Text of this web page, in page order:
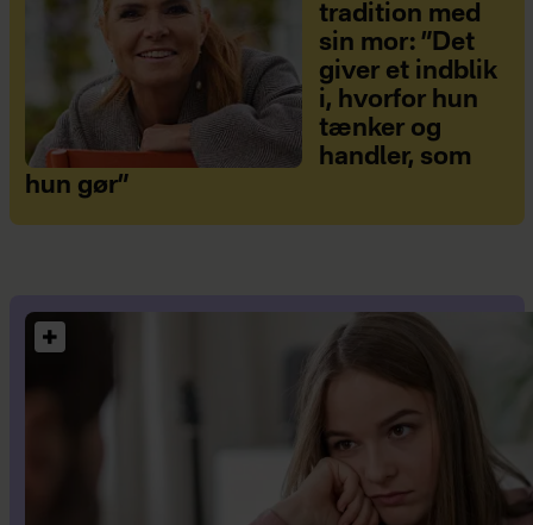
tradition med
sin mor: ”Det
giver et indblik
i, hvorfor hun
tænker og
handler, som
hun gør”